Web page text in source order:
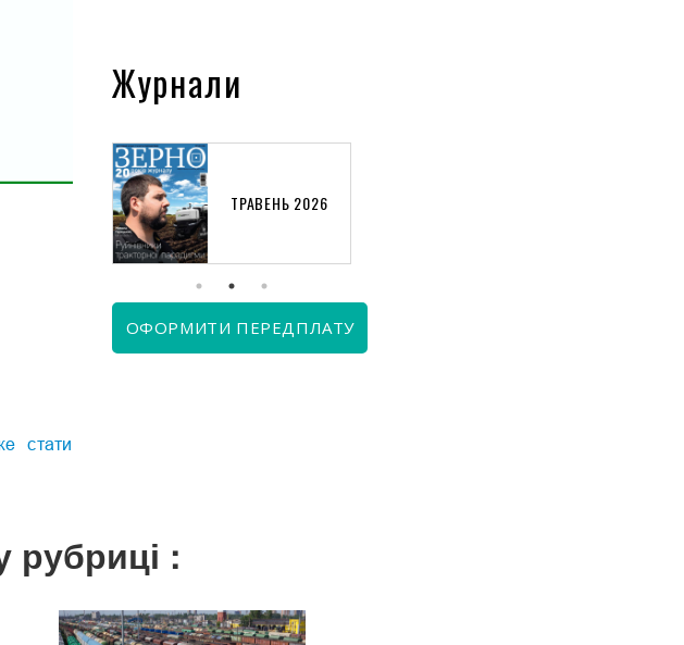
стати
Журнали
ТРАВЕНЬ 2026
ОФОРМИТИ ПЕРЕДПЛАТУ
рубриці :